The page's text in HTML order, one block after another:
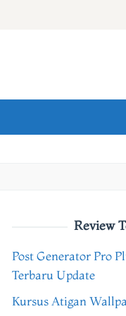
Review
Post Generator Pro
Terbaru Update
Kursus Atigan